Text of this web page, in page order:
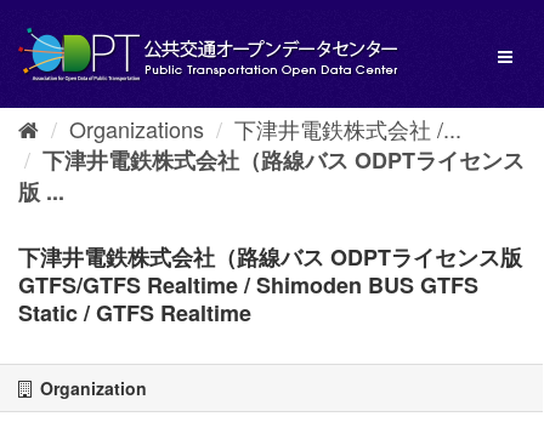
content
Organizations
下津井電鉄株式会社 /...
下津井電鉄株式会社（路線バス ODPTライセンス
版 ...
下津井電鉄株式会社（路線バス ODPTライセンス版
GTFS/GTFS Realtime / Shimoden BUS GTFS
Static / GTFS Realtime
Organization